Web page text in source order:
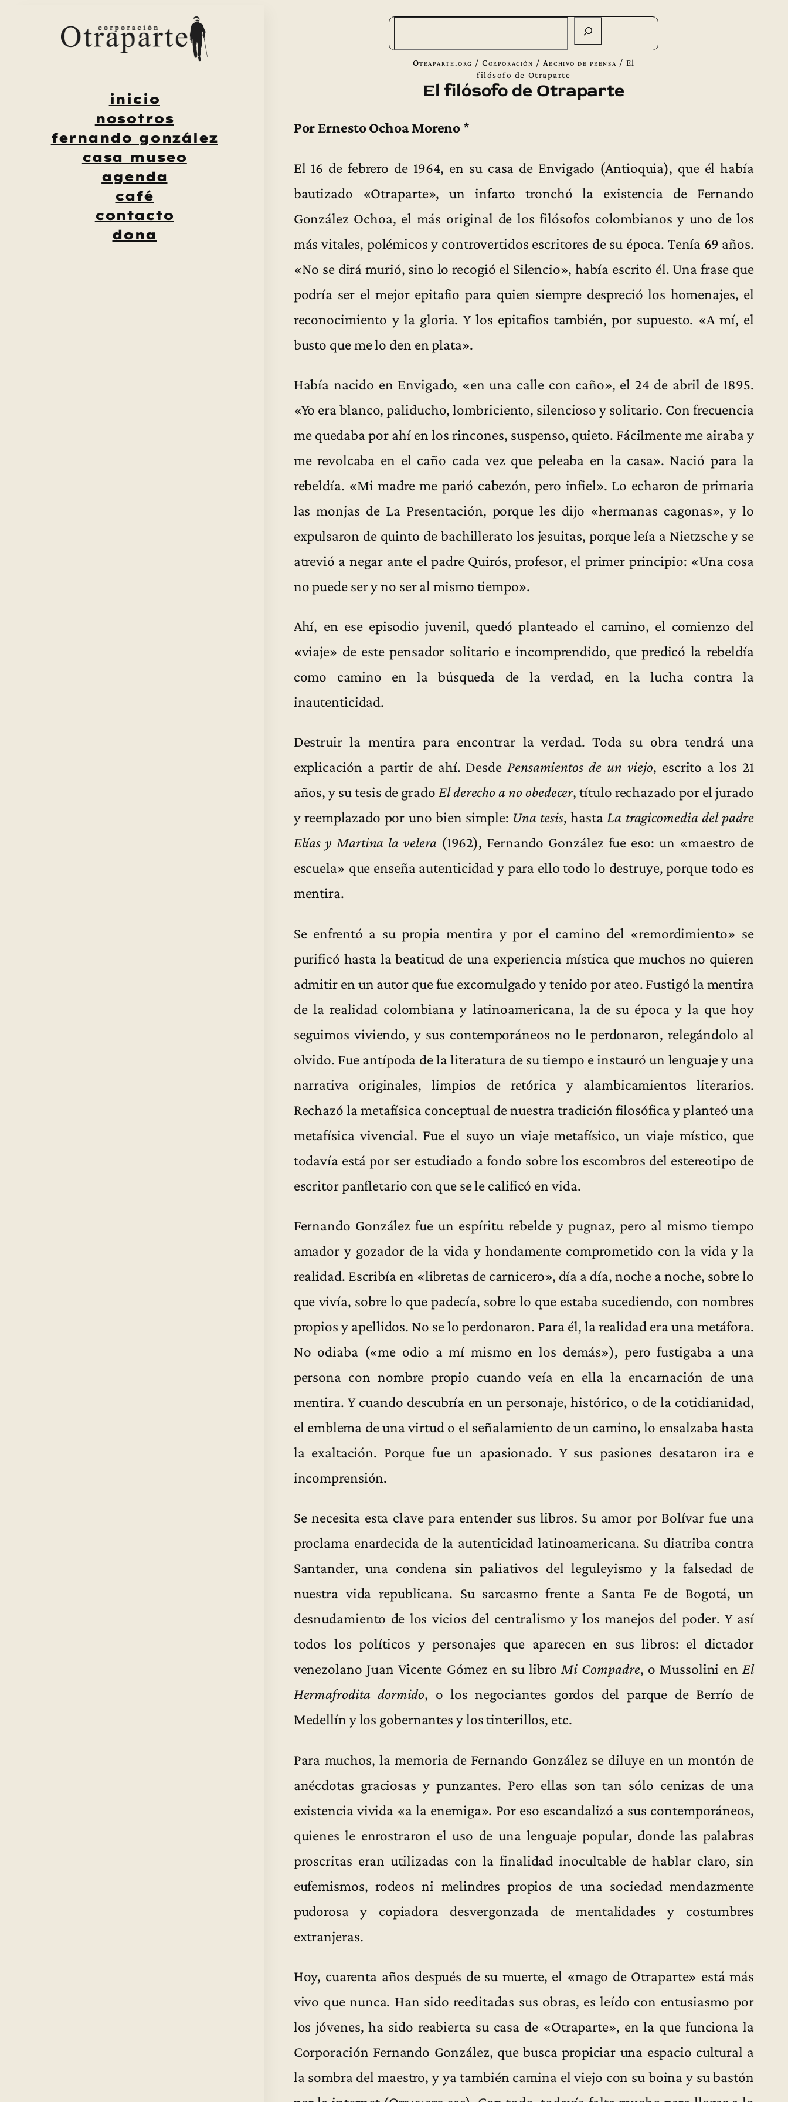
inicio
nosotros
fernando gonzález
casa museo
agenda
café
contacto
dona
Otraparte.org /Corporación / Archivo de prensa / El
filósofo de Otraparte
El filósofo de Otraparte
Por Ernesto Ochoa Moreno *
El 16 de febrero de 1964, en su casa de Envigado (Antioquia), que él había
bautizado «Otraparte», un infarto tronchó la existencia de Fernando
González Ochoa, el más original de los filósofos colombianos y uno de los
más vitales, polémicos y controvertidos escritores de su época. Tenía 69 años.
«No se dirá murió, sino lo recogió el Silencio», había escrito él. Una frase que
podría ser el mejor epitafio para quien siempre despreció los homenajes, el
reconocimiento y la gloria. Y los epitafios también, por supuesto. «A mí, el
busto que me lo den en plata».
Había nacido en Envigado, «en una calle con caño», el 24 de abril de 1895.
«Yo era blanco, paliducho, lombriciento, silencioso y solitario. Con frecuencia
me quedaba por ahí en los rincones, suspenso, quieto. Fácilmente me airaba y
me revolcaba en el caño cada vez que peleaba en la casa». Nació para la
rebeldía. «Mi madre me parió cabezón, pero infiel». Lo echaron de primaria
las monjas de La Presentación, porque les dijo «hermanas cagonas», y lo
expulsaron de quinto de bachillerato los jesuitas, porque leía a Nietzsche y se
atrevió a negar ante el padre Quirós, profesor, el primer principio: «Una cosa
no puede ser y no ser al mismo tiempo».
Ahí, en ese episodio juvenil, quedó planteado el camino, el comienzo del
«viaje» de este pensador solitario e incomprendido, que predicó la rebeldía
como camino en la búsqueda de la verdad, en la lucha contra la
inautenticidad.
Destruir la mentira para encontrar la verdad. Toda su obra tendrá una
explicación a partir de ahí. Desde Pensamientos de un viejo, escrito a los 21
años, y su tesis de grado El derecho a no obedecer, título rechazado por el jurado
y reemplazado por uno bien simple: Una tesis, hasta La tragicomedia del padre
Elías y Martina la velera(1962), Fernando González fue eso: un «maestro de
escuela» que enseña autenticidad y para ello todo lo destruye, porque todo es
mentira.
Se enfrentó a su propia mentira y por el camino del «remordimiento» se
purificó hasta la beatitud de una experiencia mística que muchos no quieren
admitir en un autor que fue excomulgado y tenido por ateo. Fustigó la mentira
de la realidad colombiana y latinoamericana, la de su época y la que hoy
seguimos viviendo, y sus contemporáneos no le perdonaron, relegándolo al
olvido. Fue antípoda de la literatura de su tiempo e instauró un lenguaje y una
narrativa originales, limpios de retórica y alambicamientos literarios.
Rechazó la metafísica conceptual de nuestra tradición filosófica y planteó una
metafísica vivencial. Fue el suyo un viaje metafísico, un viaje místico, que
todavía está por ser estudiado a fondo sobre los escombros del estereotipo de
escritor panfletario con que se le calificó en vida.
Fernando González fue un espíritu rebelde y pugnaz, pero al mismo tiempo
amador y gozador de la vida y hondamente comprometido con la vida y la
realidad. Escribía en «libretas de carnicero», día a día, noche a noche, sobre lo
que vivía, sobre lo que padecía, sobre lo que estaba sucediendo, con nombres
propios y apellidos. No se lo perdonaron. Para él, la realidad era una metáfora.
No odiaba («me odio a mí mismo en los demás»), pero fustigaba a una
persona con nombre propio cuando veía en ella la encarnación de una
mentira. Y cuando descubría en un personaje, histórico, o de la cotidianidad,
el emblema de una virtud o el señalamiento de un camino, lo ensalzaba hasta
la exaltación. Porque fue un apasionado. Y sus pasiones desataron ira e
incomprensión.
Se necesita esta clave para entender sus libros. Su amor por Bolívar fue una
proclama enardecida de la autenticidad latinoamericana. Su diatriba contra
Santander, una condena sin paliativos del leguleyismo y la falsedad de
nuestra vida republicana. Su sarcasmo frente a Santa Fe de Bogotá, un
desnudamiento de los vicios del centralismo y los manejos del poder. Y así
todos los políticos y personajes que aparecen en sus libros: el dictador
venezolano Juan Vicente Gómez en su libro Mi Compadre, o Mussolini en El
Hermafrodita dormido, o los negociantes gordos del parque de Berrío de
Medellín y los gobernantes y los tinterillos, etc.
Para muchos, la memoria de Fernando González se diluye en un montón de
anécdotas graciosas y punzantes. Pero ellas son tan sólo cenizas de una
existencia vivida «a la enemiga». Por eso escandalizó a sus contemporáneos,
quienes le enrostraron el uso de una lenguaje popular, donde las palabras
proscritas eran utilizadas con la finalidad inocultable de hablar claro, sin
eufemismos, rodeos ni melindres propios de una sociedad mendazmente
pudorosa y copiadora desvergonzada de mentalidades y costumbres
extranjeras.
Hoy, cuarenta años después de su muerte, el «mago de Otraparte» está más
vivo que nunca. Han sido reeditadas sus obras, es leído con entusiasmo por
los jóvenes, ha sido reabierta su casa de «Otraparte», en la que funciona la
Corporación Fernando González, que busca propiciar una espacio cultural a
la sombra del maestro, y ya también camina el viejo con su boina y su bastón